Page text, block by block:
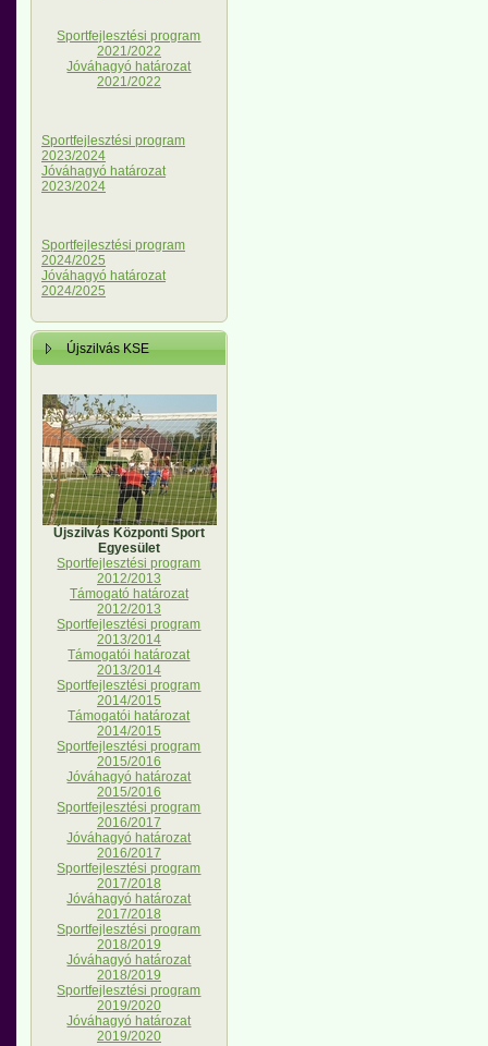
Sportfejlesztési program
2021/2022
Jóváhagyó határozat
2021/2022
Sportfejlesztési program
2023/2024
Jóváhagyó határozat
2023/2024
Sportfejlesztési program
2024/2025
Jóváhagyó határozat
2024/2025
Újszilvás KSE
Újszilvás Központi Sport
Egyesület
Sportfejlesztési program
2012/2013
Támogató határozat
2012/2013
Sportfejlesztési program
2013/2014
Támogatói határozat
2013/2014
Sportfejlesztési program
2014/2015
Támogatói határozat
2014/2015
Sportfejlesztési program
2015/2016
Jóváhagyó határozat
2015/2016
Sportfejlesztési program
2016/2017
Jóváhagyó határozat
2016/2017
Sportfejlesztési program
2017/2018
Jóváhagyó határozat
2017/2018
Sportfejlesztési program
2018/2019
Jóváhagyó határozat
2018/2019
Sportfejlesztési program
2019/2020
Jóváhagyó határozat
2019/2020